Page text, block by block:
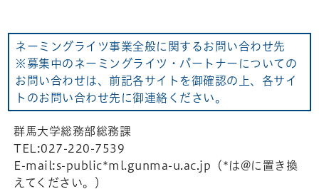
ネーミングライツ事業全般に関するお問い合わせ先
※募集中のネーミングライツ・パートナーについての
お問い合わせは、 前記各サイトを御確認の上、各サイ
トのお問い合わせ先に御連絡ください。
群馬大学総務部総務課
TEL:027-220-7539
E-mail:s-public*ml.gunma-u.ac.jp（*は@に置き換
えてください。）